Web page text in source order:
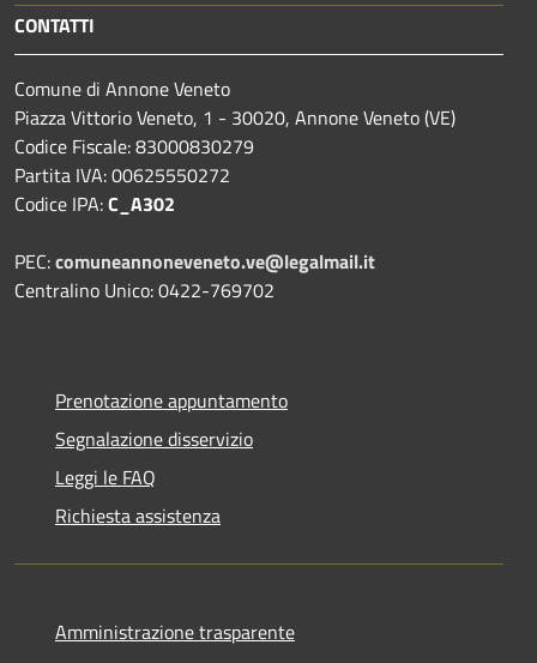
CONTATTI
Comune di Annone Veneto
Piazza Vittorio Veneto, 1 - 30020, Annone Veneto (VE)
Codice Fiscale: 83000830279
Partita IVA: 00625550272
Codice IPA:C_A302
PEC:comuneannoneveneto.ve@legalmail.it
Centralino Unico: 0422-769702
Prenotazione appuntamento
Segnalazione disservizio
Leggi le FAQ
Richiesta assistenza
Amministrazione trasparente